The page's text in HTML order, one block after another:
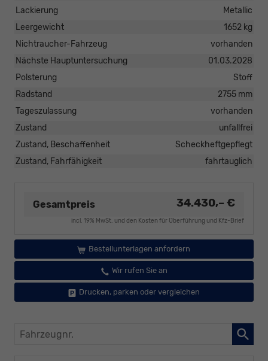
Lackierung
Metallic
Leergewicht
1652 kg
Nichtraucher-Fahrzeug
vorhanden
Nächste Hauptuntersuchung
01.03.2028
Polsterung
Stoff
Radstand
2755 mm
Tageszulassung
vorhanden
Zustand
unfallfrei
Zustand, Beschaffenheit
Scheckheftgepflegt
Zustand, Fahrfähigkeit
fahrtauglich
Gesamtpreis 34.430,– €
incl. 19% MwSt. und den Kosten für Überführung und Kfz-Brief
Bestellunterlagen anfordern
Wir rufen Sie an
Drucken, parken oder vergleichen
Fahrzeugnr.